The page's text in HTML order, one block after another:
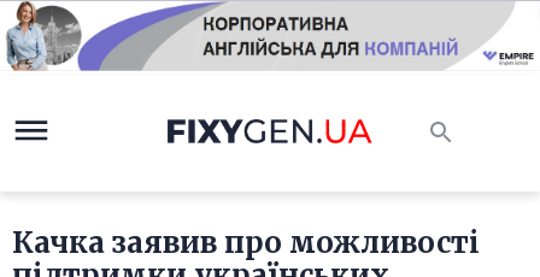
Качка заявив про можливості